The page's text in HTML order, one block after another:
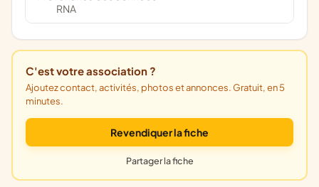
RNA
C'est votre association ?
Ajoutez contact, activités, photos et annonces. Gratuit, en 5
minutes.
Revendiquer la fiche
Partager la fiche